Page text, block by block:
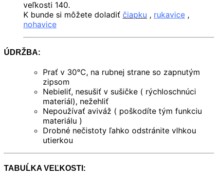
veľkosti 140.
K bunde si môžete doladiť čiapku , rukavice ,
nohavice
ÚDRŽBA:
Prať v 30°C, na rubnej strane so zapnutým
zipsom
Nebieliť, nesušiť v sušičke ( rýchloschnúci
materiál), nežehliť
Nepoužívať aviváž ( poškodíte tým funkciu
materiálu )
Drobné nečistoty ľahko odstránite vlhkou
utierkou
TABUĹKA VEĽKOSTI: